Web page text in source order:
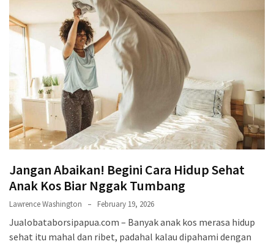
Time
Harian
Jalan
Santai,
Dampak
Maksimal!
Menguak
Manfaat
Jalan
Kaki
10000
Langkah
untuk
Hidup
Jangan Abaikan! Begini Cara Hidup Sehat
Anak Kos Biar Nggak Tumbang
Lawrence Washington February 19, 2026
Jualobataborsipapua.com – Banyak anak kos merasa hidup
sehat itu mahal dan ribet, padahal kalau dipahami dengan